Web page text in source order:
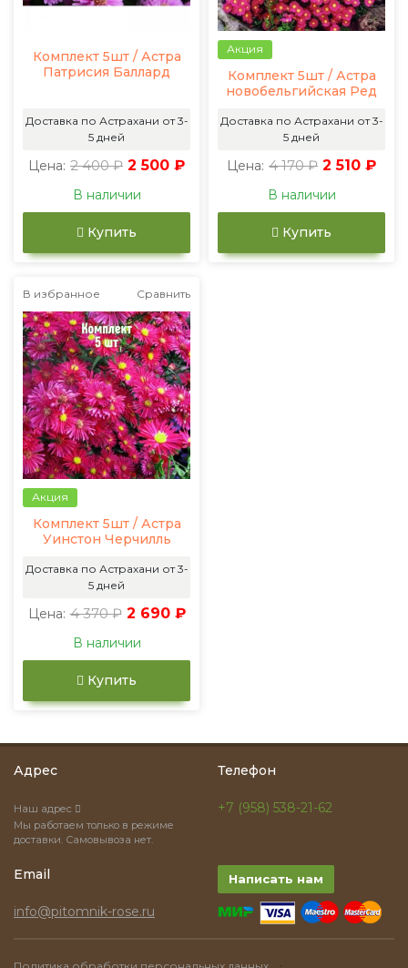
Комплект 5шт / Астра
Патрисия Баллард
Доставка по Астрахани от 3-
5 дней
Цена: 2 400 ₽ 2 500 ₽
В наличии
Купить
Акция
Комплект 5шт / Астра
новобельгийская Ред
Доставка по Астрахани от 3-
5 дней
Цена: 4 170 ₽ 2 510 ₽
В наличии
Купить
В избранное Сравнить
Акция
Комплект 5шт / Астра
Уинстон Черчилль
Доставка по Астрахани от 3-
5 дней
Цена: 4 370 ₽ 2 690 ₽
В наличии
Купить
Адрес
Наш адрес
Мы работаем только в режиме
доставки. Самовывоза нет.
Телефон
+7 (958) 538-21-62
Email
info@pitomnik-rose.ru
Написать нам